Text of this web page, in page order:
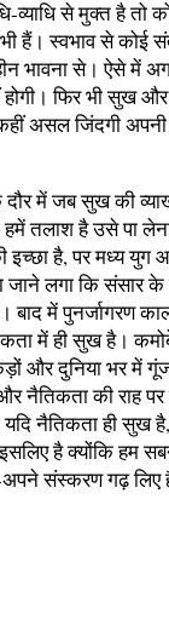
व्याधि से मुक्त है तो
स्वभाव से कोई
भावना से। ऐसे में
होगी। फिर भी सुख
असल जिंदगी अपनी
में जब सुख की
हमें तलाश है उसे पा
इच्छा है, पर मध्य
लगा कि संसार के
में पुनर्जागरण
में ही सुख है।
और दुनिया भर में
नैतिकता की राह
नैतिकता ही सुख
इसलिए है क्योंकि हम
संस्करण गढ़ लिए